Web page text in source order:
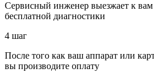
Сервисный инженер выезжает к
бесплатной диагностики
4 шаг
После того как ваш аппарат или
вы производите оплату